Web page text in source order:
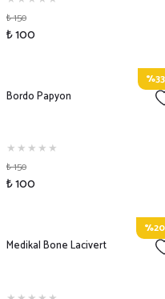
₺ 150
₺ 100
%33
Bordo Papyon
₺ 150
₺ 100
%20
Medikal Bone Lacivert